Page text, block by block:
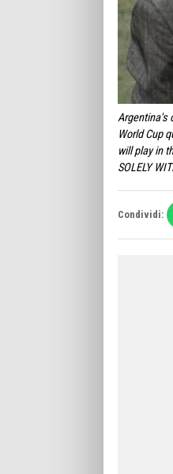
Argentina's
World Cup
will play in
SOLELY
Condividi: